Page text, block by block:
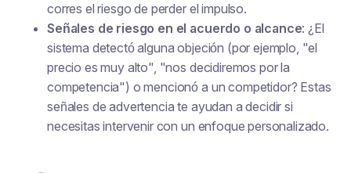
corres el riesgo de perder el impulso.
Señales de riesgo en el acuerdo o alcance: ¿El
sistema detectó alguna objeción (por ejemplo, "el
precio es muy alto", "nos decidiremos por la
competencia") o mencionó a un competidor? Estas
señales de advertencia te ayudan a decidir si
necesitas intervenir con un enfoque personalizado.